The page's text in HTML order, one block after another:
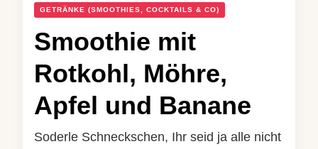
GETRÄNKE (SMOOTHIES, COCKTAILS & CO)
Smoothie mit
Rotkohl, Möhre,
Apfel und Banane
Soderle Schneckschen, Ihr seid ja alle nicht